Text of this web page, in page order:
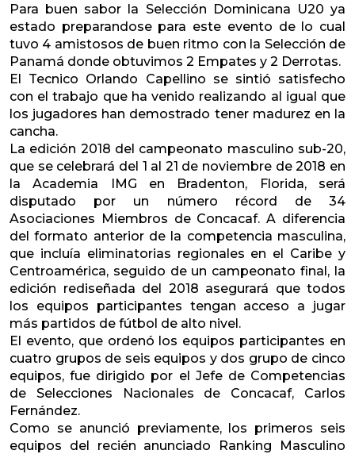
Para buen sabor la Selección Dominicana U20 ya
estado preparandose para este evento de lo cual
tuvo 4 amistosos de buen ritmo con la Selección de
Panamá donde obtuvimos 2 Empates y 2 Derrotas.
El Tecnico Orlando Capellino se sintió satisfecho
con el trabajo que ha venido realizando al igual que
los jugadores han demostrado tener madurez en la
cancha.
La edición 2018 del campeonato masculino sub-20,
que se celebrará del 1 al 21 de noviembre de 2018 en
la Academia IMG en Bradenton, Florida, será
disputado por un número récord de 34
Asociaciones Miembros de Concacaf. A diferencia
del formato anterior de la competencia masculina,
que incluía eliminatorias regionales en el Caribe y
Centroamérica, seguido de un campeonato final, la
edición rediseñada del 2018 asegurará que todos
los equipos participantes tengan acceso a jugar
más partidos de fútbol de alto nivel.
El evento, que ordenó los equipos participantes en
cuatro grupos de seis equipos y dos grupo de cinco
equipos, fue dirigido por el Jefe de Competencias
de Selecciones Nacionales de Concacaf, Carlos
Fernández.
Como se anunció previamente, los primeros seis
equipos del recién anunciado Ranking Masculino